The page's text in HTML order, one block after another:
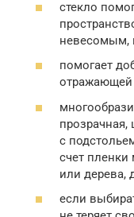
стекло
невесомым,
помогает
отражающей
прозрачная,
с
счет пленки
или дерева,
если